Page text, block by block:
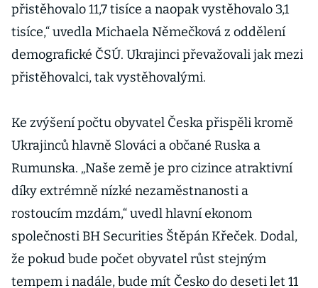
přistěhovalo 11,7 tisíce a naopak vystěhovalo 3,1
tisíce,“ uvedla Michaela Němečková z oddělení
demografické ČSÚ. Ukrajinci převažovali jak mezi
přistěhovalci, tak vystěhovalými.
Ke zvýšení počtu obyvatel Česka přispěli kromě
Ukrajinců hlavně Slováci a občané Ruska a
Rumunska. „Naše země je pro cizince atraktivní
díky extrémně nízké nezaměstnanosti a
rostoucím mzdám,“ uvedl hlavní ekonom
společnosti BH Securities Štěpán Křeček. Dodal,
že pokud bude počet obyvatel růst stejným
tempem i nadále, bude mít Česko do deseti let 11